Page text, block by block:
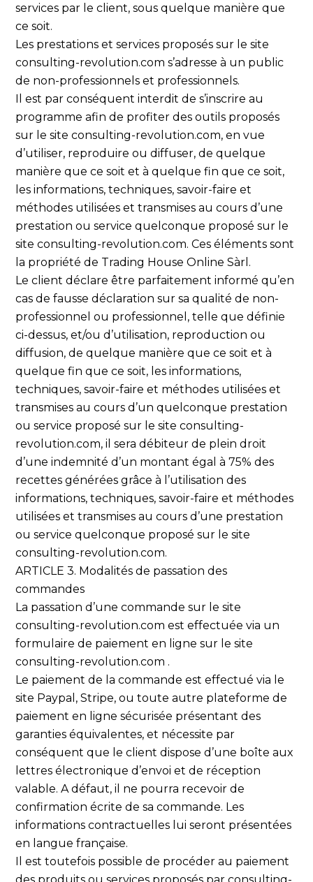
services par le client, sous quelque manière que
ce soit.
Les prestations et services proposés sur le site
consulting-revolution.com s’adresse à un public
de non-professionnels et professionnels.
Il est par conséquent interdit de s’inscrire au
programme afin de profiter des outils proposés
sur le site consulting-revolution.com, en vue
d’utiliser, reproduire ou diffuser, de quelque
manière que ce soit et à quelque fin que ce soit,
les informations, techniques, savoir-faire et
méthodes utilisées et transmises au cours d’une
prestation ou service quelconque proposé sur le
site consulting-revolution.com. Ces éléments sont
la propriété de Trading House Online Sàrl.
Le client déclare être parfaitement informé qu’en
cas de fausse déclaration sur sa qualité de non-
professionnel ou professionnel, telle que définie
ci-dessus, et/ou d’utilisation, reproduction ou
diffusion, de quelque manière que ce soit et à
quelque fin que ce soit, les informations,
techniques, savoir-faire et méthodes utilisées et
transmises au cours d’un quelconque prestation
ou service proposé sur le site consulting-
revolution.com, il sera débiteur de plein droit
d’une indemnité d’un montant égal à 75% des
recettes générées grâce à l’utilisation des
informations, techniques, savoir-faire et méthodes
utilisées et transmises au cours d’une prestation
ou service quelconque proposé sur le site
consulting-revolution.com.
ARTICLE 3. Modalités de passation des
commandes
La passation d’une commande sur le site
consulting-revolution.com est effectuée via un
formulaire de paiement en ligne sur le site
consulting-revolution.com .
Le paiement de la commande est effectué via le
site Paypal, Stripe, ou toute autre plateforme de
paiement en ligne sécurisée présentant des
garanties équivalentes, et nécessite par
conséquent que le client dispose d’une boîte aux
lettres électronique d’envoi et de réception
valable. A défaut, il ne pourra recevoir de
confirmation écrite de sa commande. Les
informations contractuelles lui seront présentées
en langue française.
Il est toutefois possible de procéder au paiement